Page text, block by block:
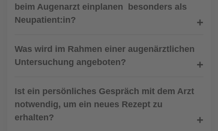
beim Augenarzt einplanen  besonders als
Neupatient:in?
Was wird im Rahmen einer augenärztlichen
Untersuchung angeboten?
Ist ein persönliches Gespräch mit dem Arzt
notwendig, um ein neues Rezept zu
erhalten?